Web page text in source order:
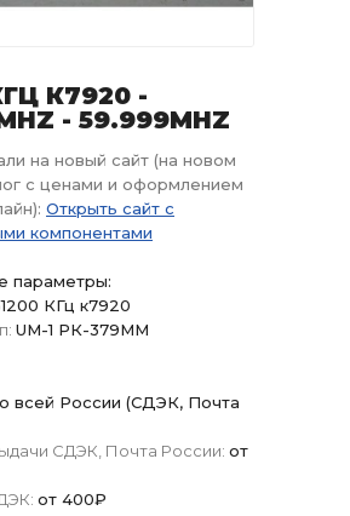
К7920 -
- 59.999MHZ
на новый сайт (на новом
с ценами и оформлением
Открыть сайт с
компонентами
параметры:
КГц к7920
UM-1 РК-379ММ
всей России (СДЭК, Почта
СДЭК, Почта России: от
от 400₽